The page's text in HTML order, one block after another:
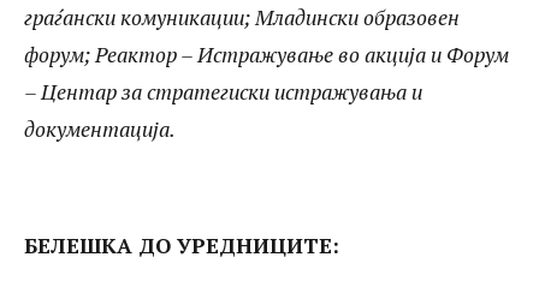
транспорт и уништување на медицински
отпад и пилешки стек. Најголема
разлика во цените е евидентирана во
кај контејнерите за отпад. Поконкретно
граѓански комуникации; Младински образовен
форум; Реактор – Истражување во акција и Форум
– Центар за стратегиски истражувања и
документација.
БЕЛЕШКА ДО УРЕДНИЦИТЕ: